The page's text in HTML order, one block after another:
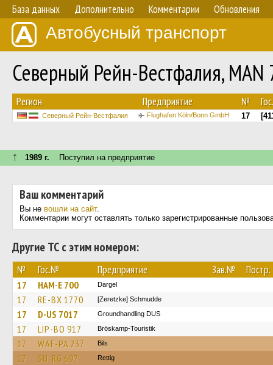
База данных Дополнительно Комментарии Обновления
Автобусный транспорт
Северный Рейн-Вестфалия,
Регион Предприятие №
Северный Рейн-Вестфалия Flughafen Köln/Bonn GmbH 17
↑ 1989 г. Поступил на предприятие
Ваш комментарий
Вы не вошли на сайт.
Комментарии могут оставлять только зарегистрированные
Другие ТС с этим номером:
№ Гос.№ Предприятие Зав.№ Постр.
17 HAM-E 700 Dargel
17 RE-BX 1770 [Zeretzke] Schmudde
17 D-US 7017 Groundhandling DUS
17 LIP-BO 917 Bröskamp-Touristik
17 WAF-PA 237 Bils
17 SU-RG 697 Rettig